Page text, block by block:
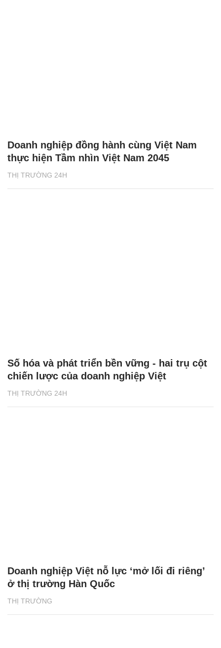
THỊ TRƯỜNG 24H
Doanh nghiệp đồng hành cùng Việt Nam
thực hiện Tầm nhìn Việt Nam 2045
THỊ TRƯỜNG 24H
Số hóa và phát triển bền vững - hai trụ cột
chiến lược của doanh nghiệp Việt
THỊ TRƯỜNG
Doanh nghiệp Việt nỗ lực ‘mở lối đi riêng’
ở thị trường Hàn Quốc